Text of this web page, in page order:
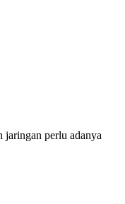
jaringan perlu adanya